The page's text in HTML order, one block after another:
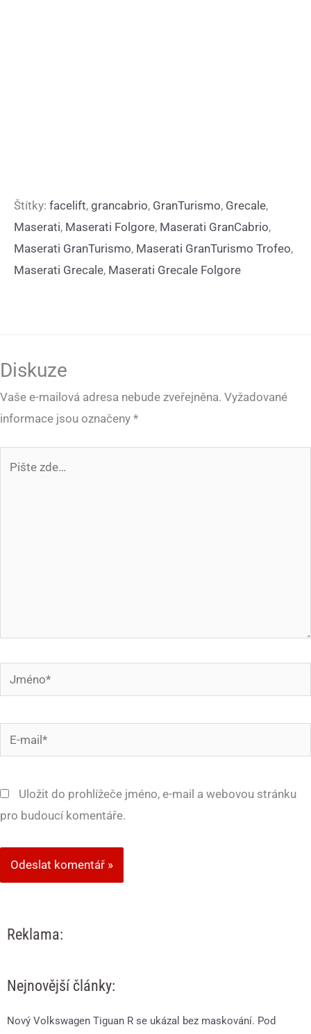
Štítky: facelift, grancabrio, GranTurismo, Grecale,
Maserati, Maserati Folgore, Maserati GranCabrio,
Maserati GranTurismo, Maserati GranTurismo Trofeo,
Maserati Grecale, Maserati Grecale Folgore
Diskuze
Vaše e-mailová adresa nebude zveřejněna. Vyžadované
informace jsou označeny *
Jméno*
mail*
Uložit do prohlížeče jméno, e-mail a webovou stránku
pro budoucí komentáře.
Reklama:
Nejnovější články:
Nový Volkswagen Tiguan R se ukázal bez maskování. Pod